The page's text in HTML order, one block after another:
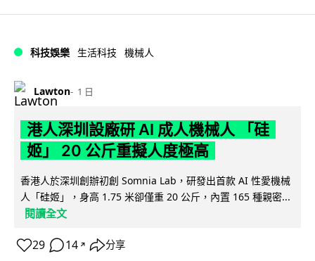
科技娛樂 生活科技 機械人
Lawton 1 日
港人深圳設廠研 AI 成人機械人 「硅
姬」 20 公斤重擬人度極高
香港人於深圳創辦初創 Somnia Lab，研發出首款 AI 性愛機械
人「硅姬」，身高 1.75 米卻僅重 20 公斤，內置 165 種親密...
閱讀全文
29 14 ↗ 分享